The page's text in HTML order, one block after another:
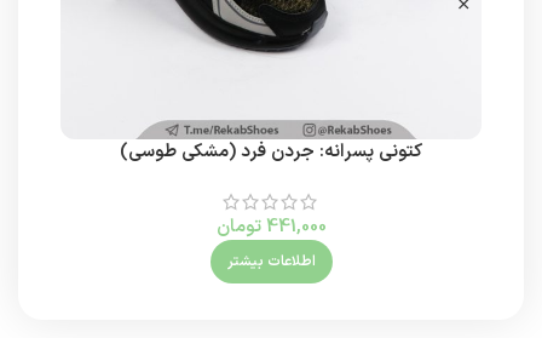
کتونی پسرانه: جردن فرد (مشکی طوسی)
441,000 تومان
اطلاعات بیشتر